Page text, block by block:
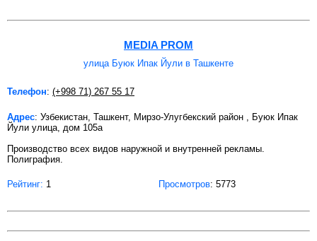
MEDIA PROM
улица Буюк Ипак Йули в Ташкенте
Телефон: (+998 71) 267 55 17
Адрес: Узбекистан, Ташкент, Мирзо-Улугбекский район , Буюк Ипак
Йули улица, дом 105а
Производство всех видов наружной и внутренней рекламы.
Полиграфия.
Рейтинг: 1 Просмотров: 5773